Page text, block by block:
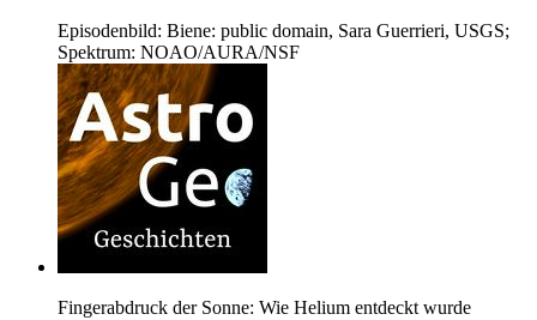
Episodenbild: Biene: public domain, Sara Guerrieri, USGS;
Spektrum: NOAO/AURA/NSF
Fingerabdruck der Sonne: Wie Helium entdeckt wurde